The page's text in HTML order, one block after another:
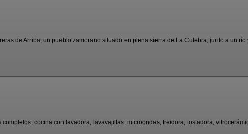
de Arriba, un pueblo zamorano situado en plena sierra de La Culebra, junto a un río y
cocina con lavadora, lavavajillas, microondas, freidora, tostadora,